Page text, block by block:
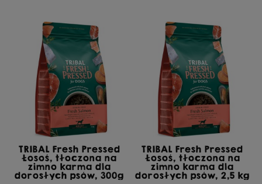
TRIBAL Fresh Pressed
Łosoś, tłoczona na
zimno karma dla
dorosłych psów, 300g
TRIBAL Fresh Pressed
Łosoś, tłoczona na
zimno karma dla
dorosłych psów, 2,5 kg